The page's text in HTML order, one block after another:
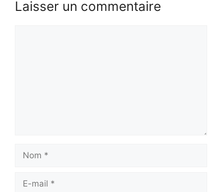
Laisser un commentaire
Nom